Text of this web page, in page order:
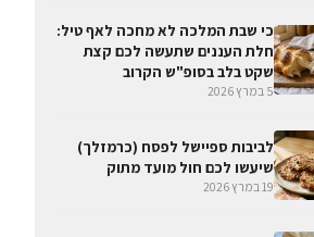
כי שבת המלכה לא מחכה לאף טיל:
חלת העננים שתעשה לכם קצת
שקט בלב בסופ"ש הקרוב
5 במרץ 2026
לביבות ספיישל לפסח (כרמזלך)
שיעשו לכם חול מועד מתוק
19 במרץ 2026